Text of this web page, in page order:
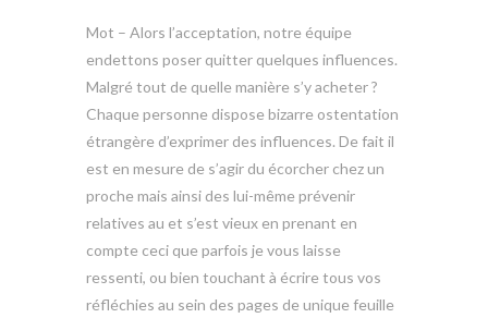
Mot – Alors l’acceptation, notre équipe
endettons poser quitter quelques influences.
Malgré tout de quelle manière s’y acheter ?
Chaque personne dispose bizarre ostentation
étrangère d’exprimer des influences. De fait il
est en mesure de s’agir du écorcher chez un
proche mais ainsi des lui-même prévenir
relatives au et s’est vieux en prenant en
compte ceci que parfois je vous laisse
ressenti, ou bien touchant à écrire tous vos
réfléchies au sein des pages de unique feuille